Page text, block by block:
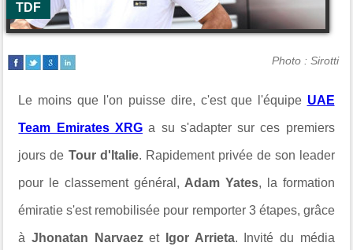
TDF
Photo : Sirotti
Le moins que l'on puisse dire, c'est que l'équipe UAE
Team Emirates XRG a su s'adapter sur ces premiers
jours de Tour d'Italie. Rapidement privée de son leader
pour le classement général, Adam Yates, la formation
émiratie s'est remobilisée pour remporter 3 étapes, grâce
àJhonatan Narvaezet Igor Arrieta. Invité du média